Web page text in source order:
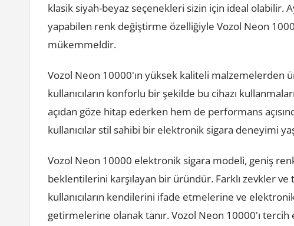
klasik siyah-beyaz seçenekleri sizin için ideal olabilir.
yapabilen renk değiştirme özelliğiyle Vozol Neon
mükemmeldir.
Vozol Neon 10000'ın yüksek kaliteli malzemelerden
kullanıcıların konforlu bir şekilde bu cihazı
açıdan göze hitap ederken hem de performans
kullanıcılar stil sahibi bir elektronik sigara deneyimi
Vozol Neon 10000 elektronik sigara modeli, geniş
beklentilerini karşılayan bir üründür. Farklı zevkler
kullanıcıların kendilerini ifade etmelerine ve
getirmelerine olanak tanır. Vozol Neon 10000'ı tercih